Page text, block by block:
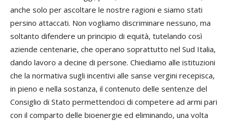
anche solo per ascoltare le nostre ragioni e siamo stati
persino attaccati. Non vogliamo discriminare nessuno, ma
soltanto difendere un principio di equità, tutelando così
aziende centenarie, che operano soprattutto nel Sud Italia,
dando lavoro a decine di persone. Chiediamo alle istituzioni
che la normativa sugli incentivi alle sanse vergini recepisca,
in pieno e nella sostanza, il contenuto delle sentenze del
Consiglio di Stato permettendoci di competere ad armi pari
con il comparto delle bioenergie ed eliminando, una volta